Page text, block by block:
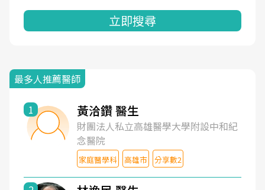
立即搜尋
最多人推薦醫師
1 黃洽鑽 醫生
財團法人私立高雄醫學大學附設中和紀
念醫院
家庭醫學科 高雄市 分享數2